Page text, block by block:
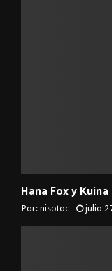
Hana Fox y
Por: nisotoc julio